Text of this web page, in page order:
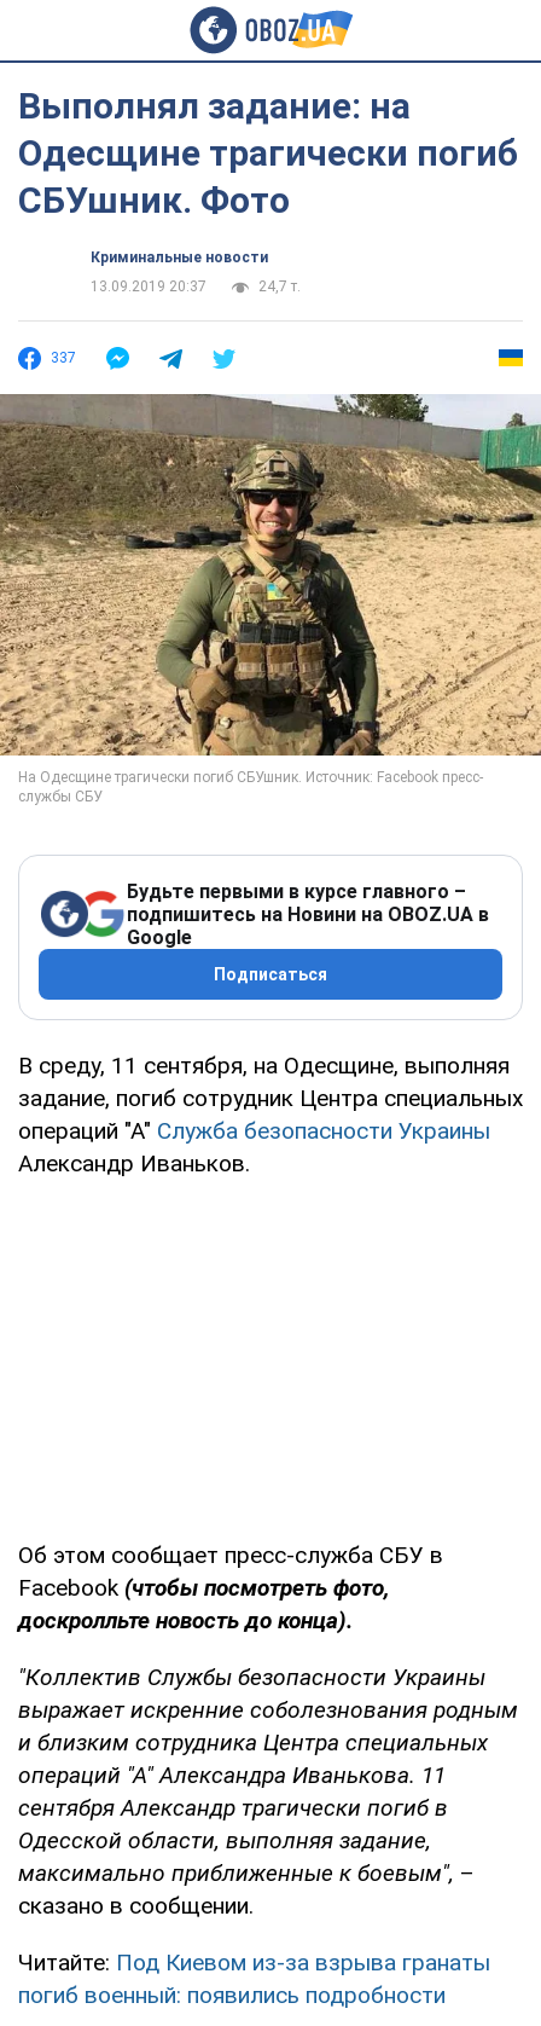
Выполнял задание: на
Одесщине трагически погиб
СБУшник. Фото
Криминальные новости
13.09.2019 20:37
24,7 т.
337
Будьте первыми в курсе главного –
подпишитесь на Новини на OBOZ.UA в
Google
Подписаться
В среду, 11 сентября, на Одесщине, выполняя
задание, погиб сотрудник Центра специальных
операций "А" Служба безопасности Украины
Александр Иваньков.
Об этом сообщает пресс-служба СБУ в
Fаcebook (чтобы посмотреть фото,
доскролльте новость до конца).
"Коллектив Службы безопасности Украины
выражает искренние соболезнования родным
и близким сотрудника Центра специальных
операций "А" Александра Иванькова. 11
сентября Александр трагически погиб в
Одесской области, выполняя задание,
максимально приближенные к боевым", –
сказано в сообщении.
Читайте: Под Киевом из-за взрыва гранаты
погиб военный: появились подробности